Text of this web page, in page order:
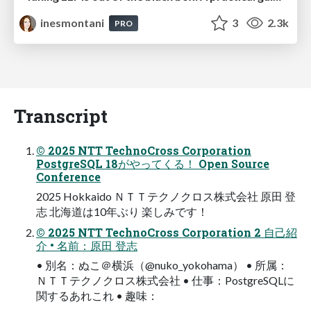
inesmontani
PRO 3 2.3k
Transcript
© 2025 NTT TechnoCross Corporation
PostgreSQL 18がやってくる！ Open Source
Conference
2025 Hokkaido ＮＴＴテクノクロス株式会社 原田 登
志 北海道は10年ぶり 楽しみです！
© 2025 NTT TechnoCross Corporation 2 自己紹
介 • 名前：原田 登志
• 別名：ぬこ＠横浜（@nuko_yokohama） • 所属：
ＮＴＴテクノクロス株式会社 • 仕事：PostgreSQLに
関するあれこれ • 趣味：